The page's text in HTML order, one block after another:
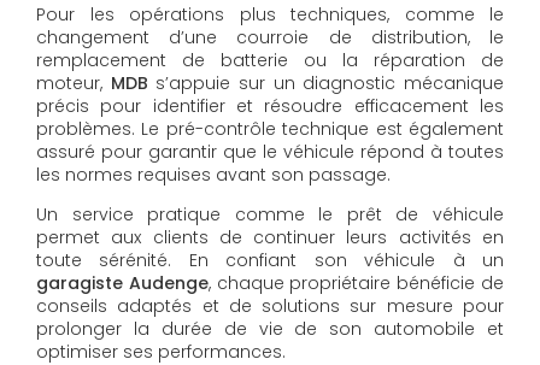
Pour les opérations plus techniques, comme le
changement d’une courroie de distribution, le
remplacement de batterie ou la réparation de
moteur, MDB s’appuie sur un diagnostic mécanique
précis pour identifier et résoudre efficacement les
problèmes. Le pré-contrôle technique est également
assuré pour garantir que le véhicule répond à toutes
les normes requises avant son passage.
Un service pratique comme le prêt de véhicule
permet aux clients de continuer leurs activités en
toute sérénité. En confiant son véhicule à un
garagiste Audenge, chaque propriétaire bénéficie de
conseils adaptés et de solutions sur mesure pour
prolonger la durée de vie de son automobile et
optimiser ses performances.